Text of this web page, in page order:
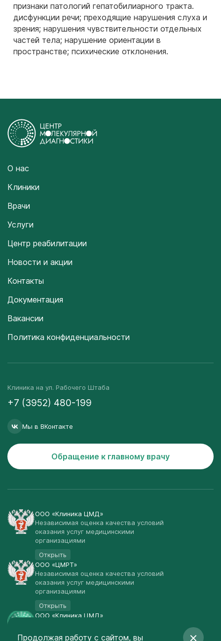
признаки патологий гепатобилиарного тракта.
дисфункции речи; преходящие нарушения слуха и
зрения; нарушения чувствительности отдельных
частей тела; нарушение ориентации в
пространстве; психические отклонения.
О нас
Клиники
Врачи
Услуги
Центр реабилитации
Новости и акции
Контакты
Документация
Вакансии
Политика конфиденциальности
Клиника на ул. Рабочего Штаба
+7 (3952) 480-199
Мы в ВКонтакте
Обращение к главному врачу
ООО «Клиника ЦМД»
Независимая оценка качества условий
оказания услуг медицинскими
организациями
Открыть
ООО «ЦМРТ»
Независимая оценка качества условий
оказания услуг медицинскими
организациями
Открыть
ООО «Клиника ЦМД»
Открыть
Продолжая работу с сайтом, вы